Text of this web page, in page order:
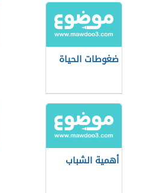
ضغوطات الحياة
أهمية الشباب